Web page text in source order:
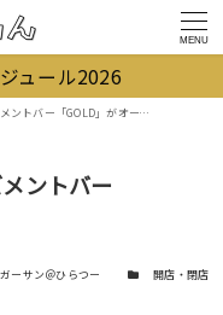
MENU
ュール2026
ー「GOLD」がオープンしてる
ントバー
ガーサン＠ひらつー カテゴリー開店・閉店